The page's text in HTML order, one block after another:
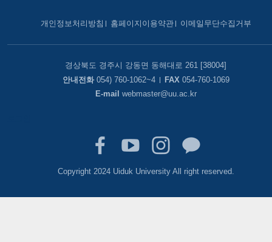
개인정보처리방침 홈페이지이용약관 이메일무단수집거부
경상북도 경주시 강동면 동해대로 261 [38004]
안내전화054) 760-1062~4 FAX 054-760-1069
E-mail webmaster@uu.ac.kr
Copyright 2024 Uiduk University All right reserved.